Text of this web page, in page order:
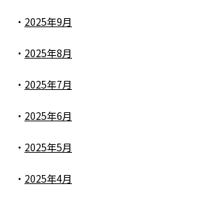
2025年9月
2025年8月
2025年7月
2025年6月
2025年5月
2025年4月